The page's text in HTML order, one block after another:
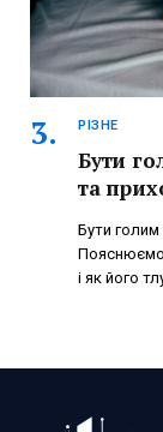
РІЗНЕ
Бути
та
Бути
Пояснюємо,
і як його